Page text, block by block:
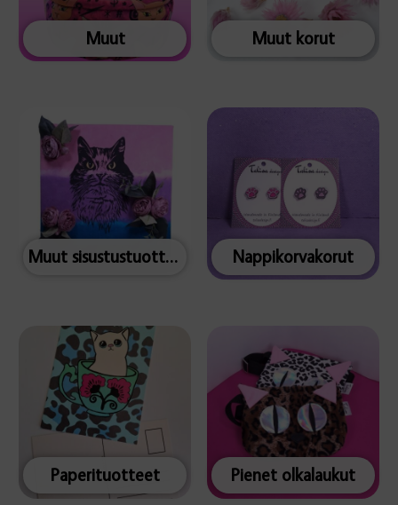
Muut Muut korut
Muut sisustustuotteet Nappikorvakorut
Paperituotteet Pienet olkalaukut